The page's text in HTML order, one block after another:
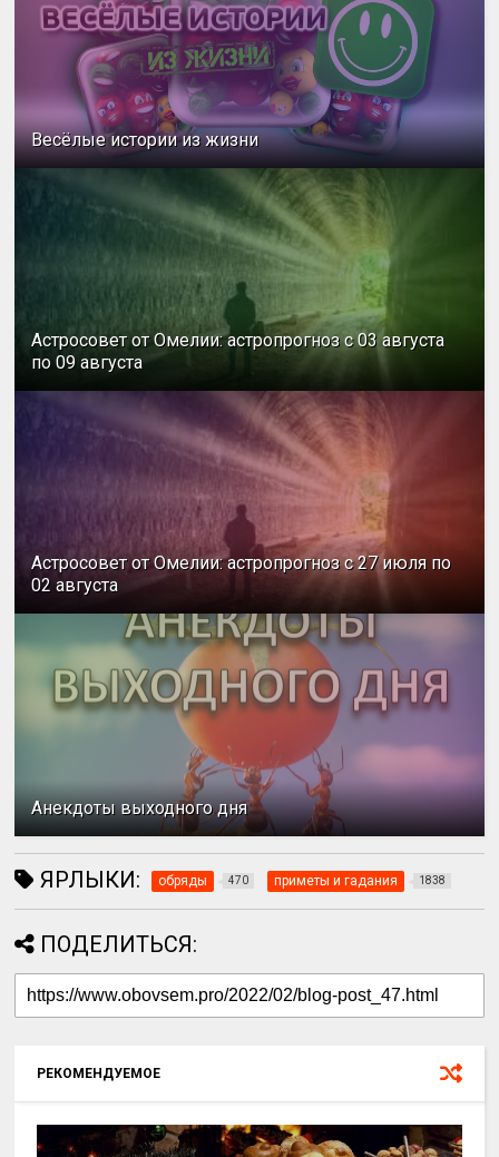
Весёлые истории из жизни
Астросовет от Омелии: астропрогноз с 03 августа
по 09 августа
Астросовет от Омелии: астропрогноз с 27 июля по
02 августа
Анекдоты выходного дня
ЯРЛЫКИ: обряды 470 приметы и гадания 1838
ПОДЕЛИТЬСЯ:
РЕКОМЕНДУЕМОЕ